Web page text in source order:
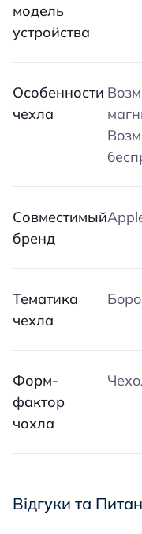
модель
устройства
Особенности
чехла
Совместимый
бренд
Тематика
чехла
Форм-
фактор
чохла
Відгуки та